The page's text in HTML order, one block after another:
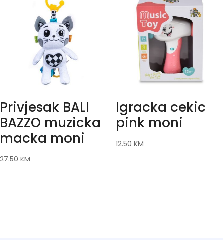
Privjesak BALI
BAZZO muzicka
macka moni
27.50 KM
Igracka cekic
pink moni
12.50 KM